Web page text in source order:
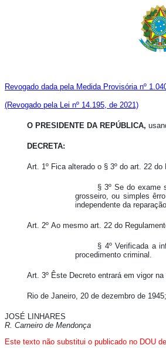
Revogado dada pela Medida Provisória nº
(Revogado pela Lei nº 14.195, de 2021)
O PRESIDENTE DA REPÚBLICA,
DECRETA:
Art. 1º Fica alterado o § 3º do art. 22
§ 3º Se do exame
grosseiro, ou simples
independente da
Art. 2º Ao mesmo art. 22 do
§ 4º Verificada a
procedimento criminal.
Art. 3º Êste Decreto entrará em vigor
Rio de Janeiro, 20 de dezembro de
JOSÉ LINHARES
R. Carneiro de Mendonça
Este texto não substitui o publicado no DOU